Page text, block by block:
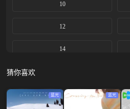
10
12
14
猜你喜欢
蓝光 蓝光